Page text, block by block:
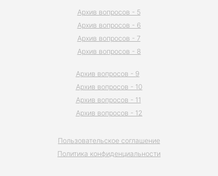
Пользовательское соглашение
Политика конфиденциальности
Архив вопросов - 5
Архив вопросов - 6
Архив вопросов - 7
Архив вопросов - 8
Архив вопросов - 9
Архив вопросов - 10
Архив вопросов - 11
Архив вопросов - 12